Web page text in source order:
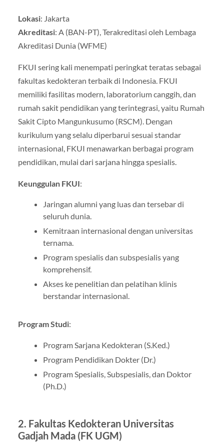
Lokasi: Jakarta
Akreditasi: A (BAN-PT), Terakreditasi oleh Lembaga
Akreditasi Dunia (WFME)
FKUI sering kali menempati peringkat teratas sebagai
fakultas kedokteran terbaik di Indonesia. FKUI
memiliki fasilitas modern, laboratorium canggih, dan
rumah sakit pendidikan yang terintegrasi, yaitu Rumah
Sakit Cipto Mangunkusumo (RSCM). Dengan
kurikulum yang selalu diperbarui sesuai standar
internasional, FKUI menawarkan berbagai program
pendidikan, mulai dari sarjana hingga spesialis.
Keunggulan FKUI:
Jaringan alumni yang luas dan tersebar di
seluruh dunia.
Kemitraan internasional dengan universitas
ternama.
Program spesialis dan subspesialis yang
komprehensif.
Akses ke penelitian dan pelatihan klinis
berstandar internasional.
Program Studi:
Program Sarjana Kedokteran (S.Ked.)
Program Pendidikan Dokter (Dr.)
Program Spesialis, Subspesialis, dan Doktor
(Ph.D.)
2. Fakultas Kedokteran Universitas
Gadjah Mada (FK UGM)